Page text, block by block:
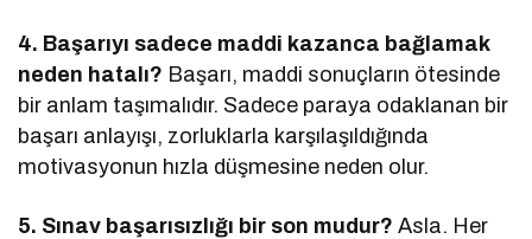
4. Başarıyı sadece maddi kazanca bağlamak
neden hatalı? Başarı, maddi sonuçların ötesinde
bir anlam taşımalıdır. Sadece paraya odaklanan bir
başarı anlayışı, zorluklarla karşılaşıldığında
motivasyonun hızla düşmesine neden olur.
5. Sınav başarısızlığı bir son mudur? Asla. Her